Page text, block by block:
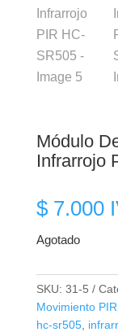
Módulo
Infrarrojo
$7.000
Agotado
SKU: 31-5
Movimiento PIR
hc-sr505,